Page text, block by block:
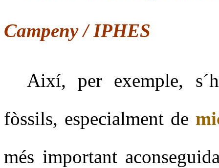
Campeny / IPHES
Així, per exemple,
fòssils, especialment de
més important